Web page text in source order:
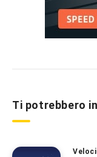
Ti potrebbero